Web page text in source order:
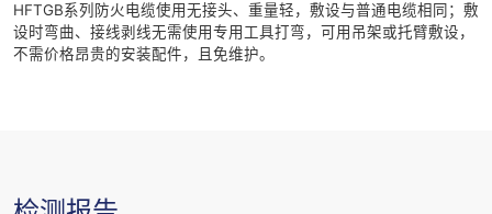
HFTGB系列防火电缆使用无接头、重量轻，敷设与普通电缆相同；敷
设时弯曲、接线剥线无需使用专用工具打弯，可用吊架或托臂敷设，
不需价格昂贵的安装配件，且免维护。